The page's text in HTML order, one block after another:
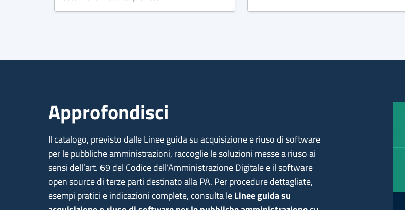
Approfondisci
Il catalogo, previsto dalle Linee guida su acquisizione e riuso di software
per le pubbliche amministrazioni, raccoglie le soluzioni messe a riuso ai
sensi dell’art. 69 del Codice dell’Amministrazione Digitale e il software
open source di terze parti destinato alla PA. Per procedure dettagliate,
esempi pratici e indicazioni complete, consulta leLinee guida su